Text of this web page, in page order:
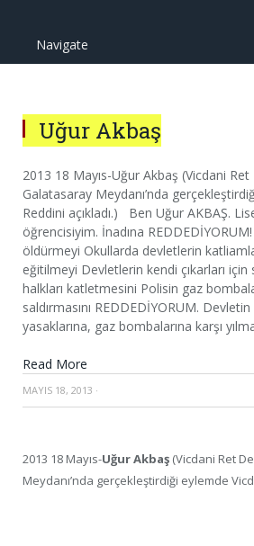
Navigate
Uğur Akbaş
2013 18 Mayıs-Uğur Akbaş (Vicdani Ret
Galatasaray Meydanı’nda
Reddini açıkladı.) Ben Uğur AKBAŞ.
öğrencisiyim. İnadına
öldürmeyi Okullarda devletlerin
eğitilmeyi Devletlerin kendi çıkarları için
halkları katletmesini Polisin gaz
saldırmasını REDDEDİYORUM.
yasaklarına, gaz bombalarına karşı
Read More
MAYIS 18, 2013 ·
2013 18 Mayıs-Uğur Akbaş (Vicdani Ret
Meydanı’nda gerçekleştirdiği eylemde